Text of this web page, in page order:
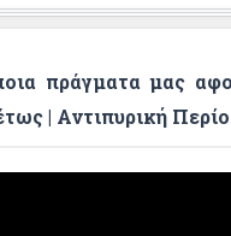
πράγματα μας
| Αντιπυρική